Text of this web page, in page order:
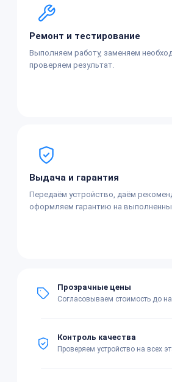
Ремонт и тестирование
Выполняем работу, заменяем
проверяем результат.
Выдача и гарантия
Передаём устройство, даём
оформляем гарантию на
Прозрачные цены
Согласовываем стоимость до
Контроль качества
Проверяем устройство на всех